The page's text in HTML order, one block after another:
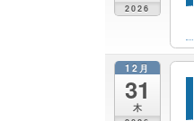
2026
12月
31
木